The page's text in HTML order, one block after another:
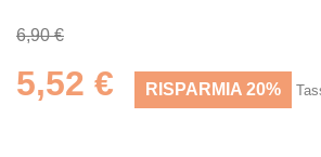
6,90 €
5,52 € RISPARMIA 20%